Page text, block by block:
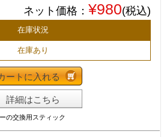
ネット価格： ¥980(税込)
在庫状況
在庫あり
ートに入れる
詳細はこちら
の交換用スティック